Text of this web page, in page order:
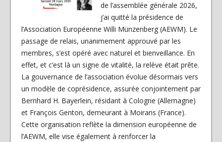
de l’assemblée générale 2026,
j’ai quitté la présidence de
l’Association Européenne Willi Münzenberg (AEWM). Le
passage de relais, unanimement approuvé par les
membres, s’est opéré avec naturel et bienveillance. En
effet, et c’est là un signe de vitalité, la relève était prête.
La gouvernance de l’association évolue désormais vers
un modèle de coprésidence, assurée conjointement par
Bernhard H. Bayerlein, résidant à Cologne (Allemagne)
et François Genton, demeurant à Moirans (France).
Cette organisation reflète la dimension européenne de
l’AEWM, elle vise également à renforcer la